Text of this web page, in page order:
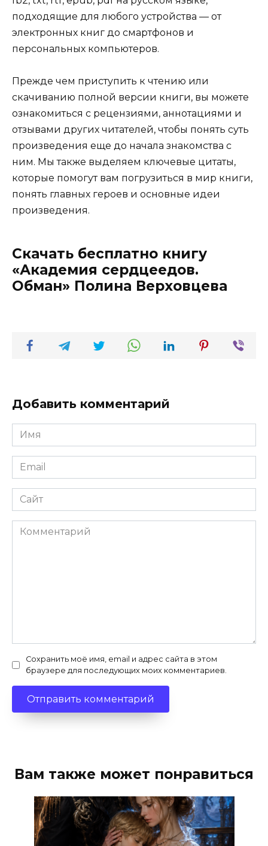
подходящие для любого устройства — от
электронных книг до смартфонов и
персональных компьютеров.
Прежде чем приступить к чтению или
скачиванию полной версии книги, вы можете
ознакомиться с рецензиями, аннотациями и
отзывами других читателей, чтобы понять суть
произведения еще до начала знакомства с
ним. Мы также выделяем ключевые цитаты,
которые помогут вам погрузиться в мир книги,
понять главных героев и основные идеи
произведения.
Скачать бесплатно книгу
«Академия сердцеедов.
Обман» Полина Верховцева
Добавить комментарий
Имя
*
Email
*
Сайт
Комментарий
Сохранить моё имя, email и адрес сайта в этом
браузере для последующих моих комментариев.
Вам также может понравиться